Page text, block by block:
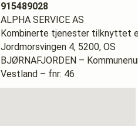
915489028
ALPHA SERVICE AS
Kombinerte tjenester tilknyttet
Jordmorsvingen 4, 5200, OS
BJØRNAFJORDEN –
Vestland – fnr: 46